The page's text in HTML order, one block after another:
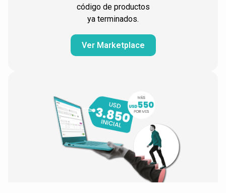
código de productos
ya terminados.
Ver Marketplace